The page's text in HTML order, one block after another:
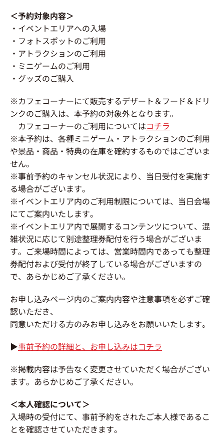
＜予約対象内容＞
・イベントエリアへの入場
・フォトスポットのご利用
・アトラクションのご利用
・ミニゲームのご利用
・グッズのご購入
※カフェコーナーにて販売するデザート＆フード＆ドリ
ンクのご購入は、本予約の対象外となります。
カフェコーナーのご利用についてはコチラ
※本予約は、各種ミニゲーム・アトラクションのご利用
や景品・商品・特典の在庫を確約するものではございま
せん。
※事前予約のキャンセル状況により、当日受付を実施す
る場合がございます。
※イベントエリア内のご利用制限については、当日会場
にてご案内いたします。
※イベントエリア内で展開するコンテンツについて、混
雑状況に応じて別途整理券配付を行う場合がございま
す。ご来場時間によっては、営業時間内であっても整理
券配付および受付が終了している場合がございますの
で、あらかじめご了承ください。
お申し込みページ内のご案内内容や注意事項を必ずご確
認いただき、
同意いただける方のみお申し込みをお願いいたします。
▶事前予約の詳細と、お申し込みはコチラ
※掲載内容は予告なく変更させていただく場合がござい
ます。あらかじめご了承ください。
＜本人確認について＞
入場時の受付にて、事前予約をされたご本人様であるこ
とを確認させていただきます。